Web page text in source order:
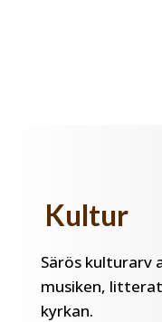
Kultur
Särös kulturarv
musiken,
kyrkan.